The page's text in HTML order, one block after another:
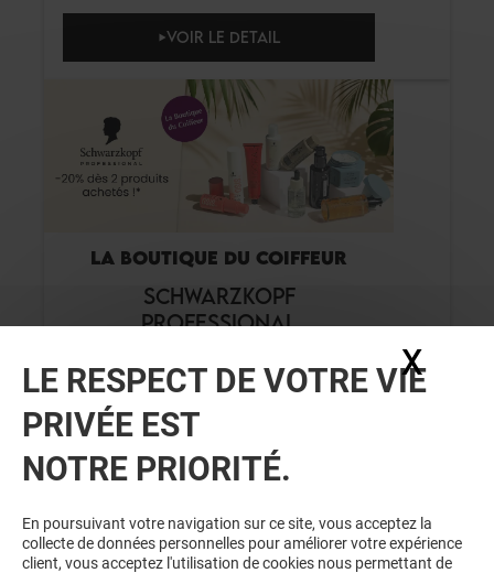
VOIR LE DETAIL
LA BOUTIQUE DU COIFFEUR
SCHWARZKOPF
PROFESSIONAL
Valable du 01/08/26 au 31/08/26
VOIR LE DETAIL
LE RESPECT DE VOTRE VIE
PRIVÉE EST
NOTRE PRIORITÉ.
En poursuivant votre navigation sur ce site, vous acceptez la
collecte de données personnelles pour améliorer votre expérience
client, vous acceptez l'utilisation de cookies nous permettant de
X